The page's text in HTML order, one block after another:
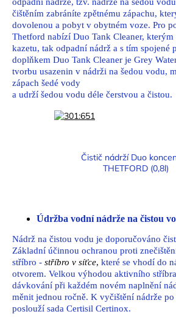
čištěním zabráníte zpětnému zápachu,
dovolenou a pobyt v obytném voze. Pro
Thetford nabízí Duo Tank Cleaner,
kazetu, tak odpadní nádrž a s tím spojené
doplňkem Duo Tank Cleaner je Grey
tvorbu usazenin v nádrži na šedou vodu,
zápach šedé vody
a udrží šedou vodu déle čerstvou a čistou.
Čistič nádrží Duo
THETFORD (0,8l)
Údržba vodní nádrže na čistou
Nádrž na čistou vodu je doporučováno
Základní účinnou ochranou proti
stříbro - stříbro v síťce, které se vhodí do
otvorem. Velkou výhodou aktivního
dávkování při každém novém naplnění
měnit jednou ročně. K vyčištění nádrže po
poslouží sada Certisil Certinox.